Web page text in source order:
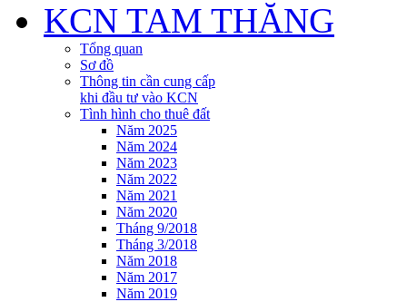
KCN TAM THĂNG
Tổng quan
Sơ đồ
Thông tin cần cung cấp
khi đầu tư vào KCN
Tình hình cho thuê đất
Năm 2025
Năm 2024
Năm 2023
Năm 2022
Năm 2021
Năm 2020
Tháng 9/2018
Tháng 3/2018
Năm 2018
Năm 2017
Năm 2019